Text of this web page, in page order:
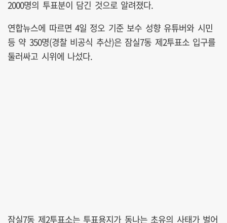
2000명의 투표분이 담긴 것으로 알려졌다.
연합뉴스에 따르면 4일 정오 기준 보수 성향 유튜버와 시민
등 약 350명(경찰 비공식 추산)은 잠실7동 제2투표소 입구를
둘러싸고 시위에 나섰다.
잠실7동 제2투표소는 투표용지가 동나는 초유의 사태가 벌어